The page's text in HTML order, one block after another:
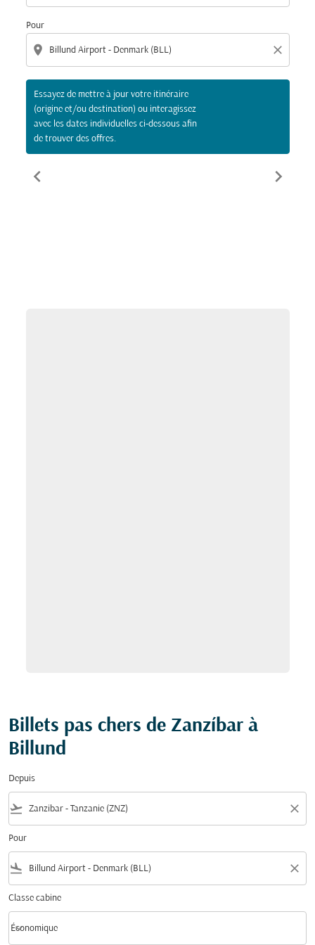
Pour
location_on close
Essayez de mettre à jour votre itinéraire
(origine et/ou destination) ou interagissez
avec les dates individuelles ci-dessous afin
de trouver des offres.
chevron_left chevron_right
Billets pas chers de Zanzíbar à
Billund
Depuis
flight_takeoff close
Pour
flight_land close
Classe cabine
Classe cabine option Économique Selected
Économique
keyboard_arrow_down